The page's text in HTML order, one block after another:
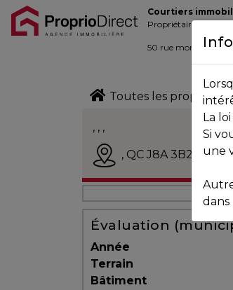
Blogue
COURTIERS
Courtiers
Propriétaires de la
50 rue morin,
Toutes les propriétés
Vendu
, , ,
, QC J8A 3B2
Évaluation
Année
Terrain
Bâtiment
La
Si
une
dans